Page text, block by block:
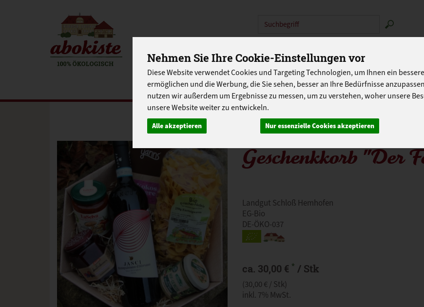
Nehmen Sie Ihre Cookie-Einstellungen vor
Diese Website verwendet Cookies und Targeting Technologien, um Ihnen ein
ermöglichen und die Werbung, die Sie sehen, besser an Ihre Bedürfnisse
nutzen wir außerdem um Ergebnisse zu messen, um zu verstehen, woher unsere
unsere Website weiter zu entwickeln.
Alle akzeptieren Nur essenzielle Cookies akzeptieren
Produkt
EINKAUFEN ABOKISTEN SO GEHT'S ÜBER UNS
EU-SCHULPROGRAMM
Geschenkkorb "Der
Landgut Schloß Hemhofen
EG-Bio
DE-ÖKO-037
ca. 30,00 € * / Stk
(30,00 € / Stk)
inkl. 7% MwSt.